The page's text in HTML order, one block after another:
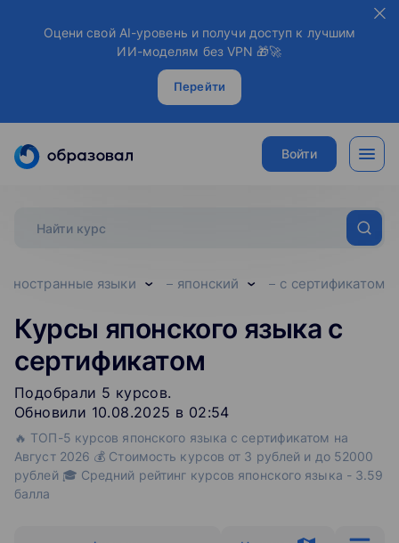
Оцени свой AI-уровень и получи доступ к лучшим
ИИ-моделям без VPN 🎁🚀
Перейти
Войти
иностранные языки японский с сертификатом
Курсы японского языка с
сертификатом
Подобрали 5 курсов.
Обновили 10.08.2025 в 02:54
🔥 ТОП-5 курсов японского языка с сертификатом на
Август 2026 💰 Стоимость курсов от 3 рублей и до 52000
рублей 🎓 Средний рейтинг курсов японского языка - 3.59
балла